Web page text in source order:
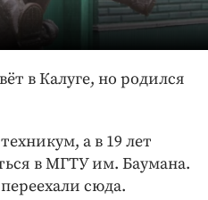
в Калуге, но родился
а в 19 лет
в МГТУ им. Баумана.
сюда.